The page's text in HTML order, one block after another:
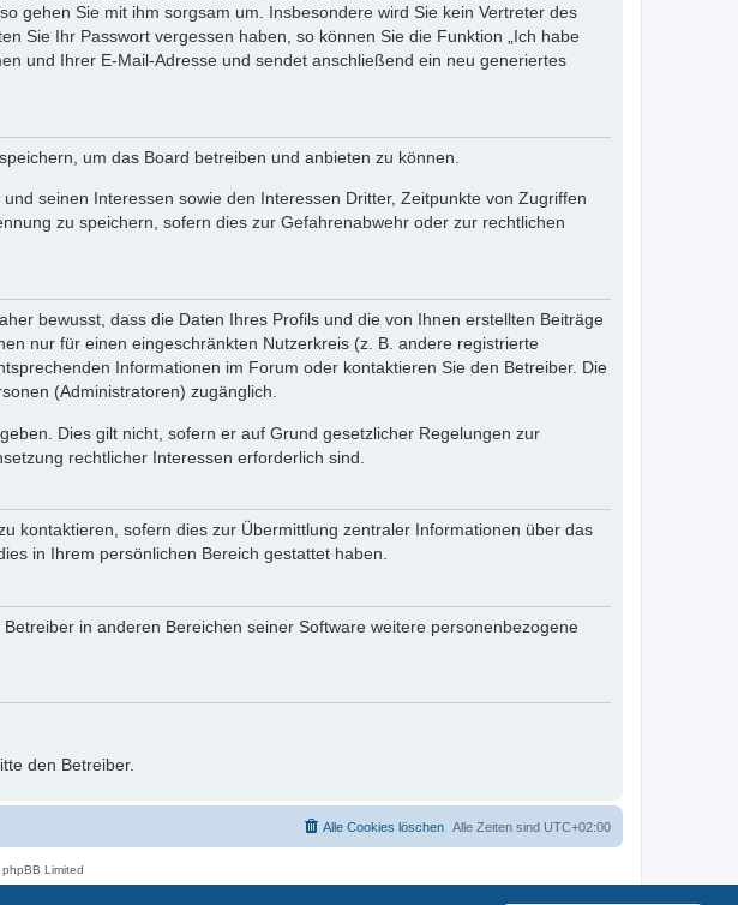
gehen Sie mit ihm sorgsam um. Insbesondere wird Sie kein Vertreter des
Sie Ihr Passwort vergessen haben, so können Sie die Funktion „Ich habe
und Ihrer E-Mail-Adresse und sendet anschließend ein neu generiertes
um das Board betreiben und anbieten zu können.
seinen Interessen sowie den Interessen Dritter, Zeitpunkte von Zugriffen
zu speichern, sofern dies zur Gefahrenabwehr oder zur rechtlichen
bewusst, dass die Daten Ihres Profils und die von Ihnen erstellten Beiträge
nur für einen eingeschränkten Nutzerkreis (z. B. andere registrierte
Informationen im Forum oder kontaktieren Sie den Betreiber. Die
(Administratoren) zugänglich.
Dies gilt nicht, sofern er auf Grund gesetzlicher Regelungen zur
rechtlicher Interessen erforderlich sind.
kontaktieren, sofern dies zur Übermittlung zentraler Informationen über das
in Ihrem persönlichen Bereich gestattet haben.
in anderen Bereichen seiner Software weitere personenbezogene
den Betreiber.
Alle Zeiten sind UTC+02:00
Alle Cookies löschen
Limited